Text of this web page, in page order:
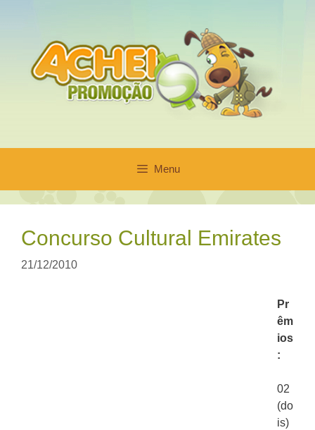
conteúdo
Menu
Concurso Cultural Emirates
21/12/2010
Pr
êm
ios
:
02
(do
is)